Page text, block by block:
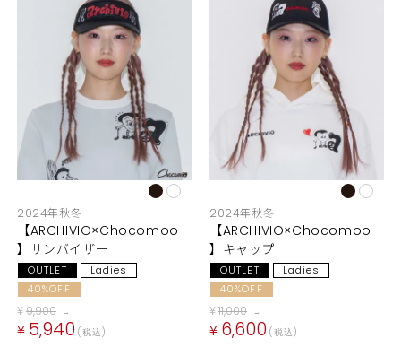
2024年秋冬
【ARCHIVIO×Chocomoo
】サンバイザー
OUTLET
Ladies
40%OFF
¥9,900 →
¥ 5,940 税込
2024年秋冬
【ARCHIVIO×Chocomoo
】キャップ
OUTLET
Ladies
40%OFF
¥11,000 →
¥ 6,600 税込